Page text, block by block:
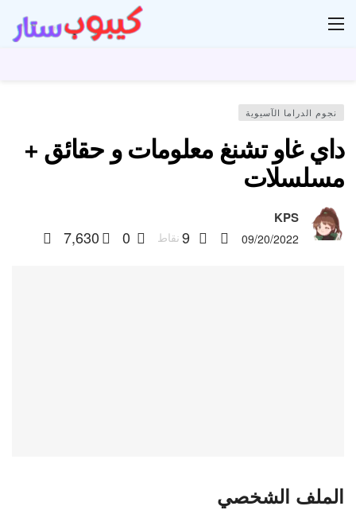
نجوم الدراما الآسيوية
داي غاو تشنغ معلومات و حقائق +
مسلسلات
KPS
09/20/2022
9 نقاط 0
7,630
الملف الشخصي